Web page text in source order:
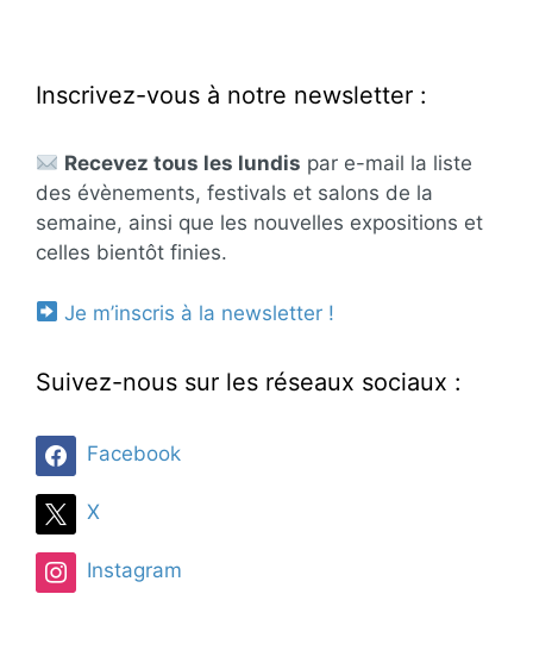
Inscrivez-vous à notre newsletter :
Recevez tous les lundis par e-mail la liste
des évènements, festivals et salons de la
semaine, ainsi que les nouvelles expositions et
celles bientôt finies.
Je m’inscris à la newsletter !
Suivez-nous sur les réseaux sociaux :
Facebook
X
Instagram